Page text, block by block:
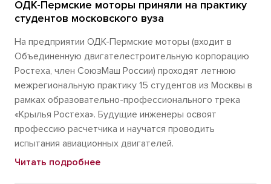
ОДК-Пермские моторы приняли на практику
студентов московского вуза
На предприятии ОДК-Пермские моторы (входит в
Объединенную двигателестроительную корпорацию
Ростеха, член СоюзМаш России) проходят летнюю
межрегиональную практику 15 студентов из Москвы в
рамках образовательно-профессионального трека
«Крылья Ростеха». Будущие инженеры освоят
профессию расчетчика и научатся проводить
испытания авиационных двигателей.
Читать подробнее